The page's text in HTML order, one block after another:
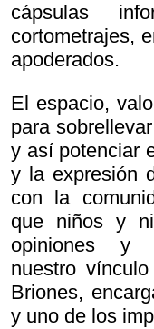
cápsulas
cortometrajes,
apoderados.
El espacio,
para
y así potenciar
y la expresión
con la
que niños y
opiniones y
nuestro
Briones,
y uno de los